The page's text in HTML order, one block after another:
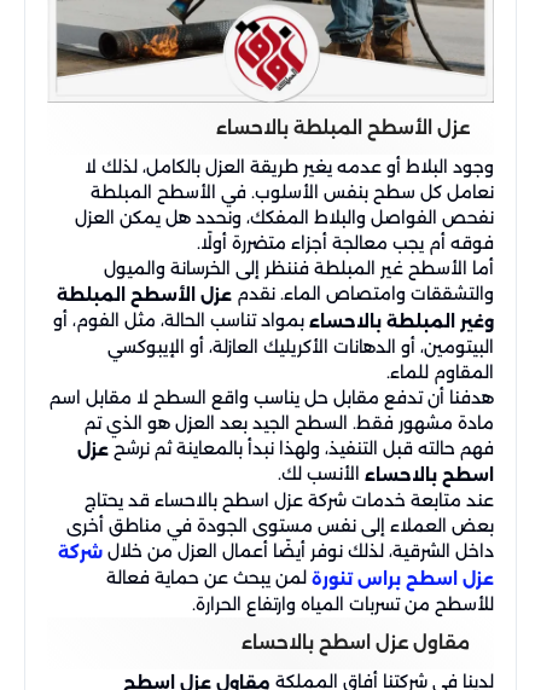
عزل الأسطح المبلطة بالاحساء
وجود البلاط أو عدمه يغير طريقة العزل بالكامل، لذلك لا
نعامل كل سطح بنفس الأسلوب. في الأسطح المبلطة
نفحص الفواصل والبلاط المفكك، ونحدد هل يمكن العزل
فوقه أم يجب معالجة أجزاء متضررة أولًا.
أما الأسطح غير المبلطة فننظر إلى الخرسانة والميول
والتشققات وامتصاص الماء. نقدم عزل الأسطح المبلطة
وغير المبلطة بالاحساء بمواد تناسب الحالة، مثل الفوم، أو
البيتومين، أو الدهانات الأكريليك العازلة، أو الإيبوكسي
المقاوم للماء.
هدفنا أن تدفع مقابل حل يناسب واقع السطح لا مقابل اسم
مادة مشهور فقط. السطح الجيد بعد العزل هو الذي تم
فهم حالته قبل التنفيذ، ولهذا نبدأ بالمعاينة ثم نرشح عزل
اسطح بالاحساء الأنسب لك.
عند متابعة خدمات شركة عزل اسطح بالاحساء قد يحتاج
بعض العملاء إلى نفس مستوى الجودة في مناطق أخرى
داخل الشرقية، لذلك نوفر أيضًا أعمال العزل من خلال شركة
عزل اسطح براس تنورة لمن يبحث عن حماية فعالة
للأسطح من تسربات المياه وارتفاع الحرارة.
مقاول عزل اسطح بالاحساء
لدينا في شركتنا أفاق المملكة مقاول عزل اسطح